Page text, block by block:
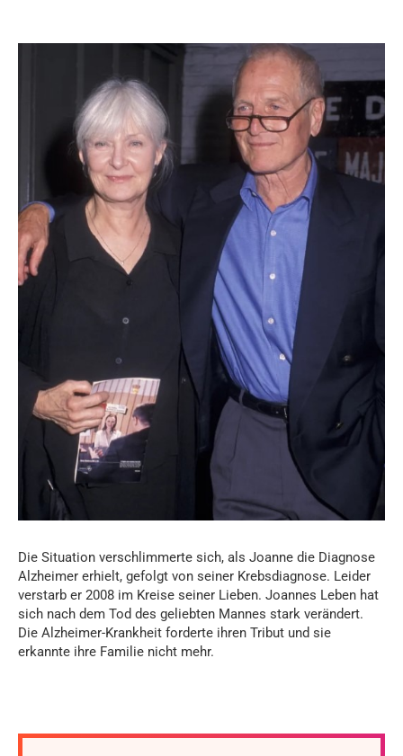
Die Situation verschlimmerte sich, als Joanne die Diagnose
Alzheimer erhielt, gefolgt von seiner Krebsdiagnose. Leider
verstarb er 2008 im Kreise seiner Lieben. Joannes Leben hat
sich nach dem Tod des geliebten Mannes stark verändert.
Die Alzheimer-Krankheit forderte ihren Tribut und sie
erkannte ihre Familie nicht mehr.